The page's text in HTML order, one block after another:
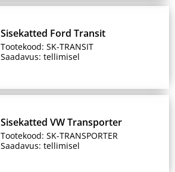
Sisekatted Ford Transit
Tootekood: SK-TRANSIT
Saadavus: tellimisel
Sisekatted VW Transporter
Tootekood: SK-TRANSPORTER
Saadavus: tellimisel